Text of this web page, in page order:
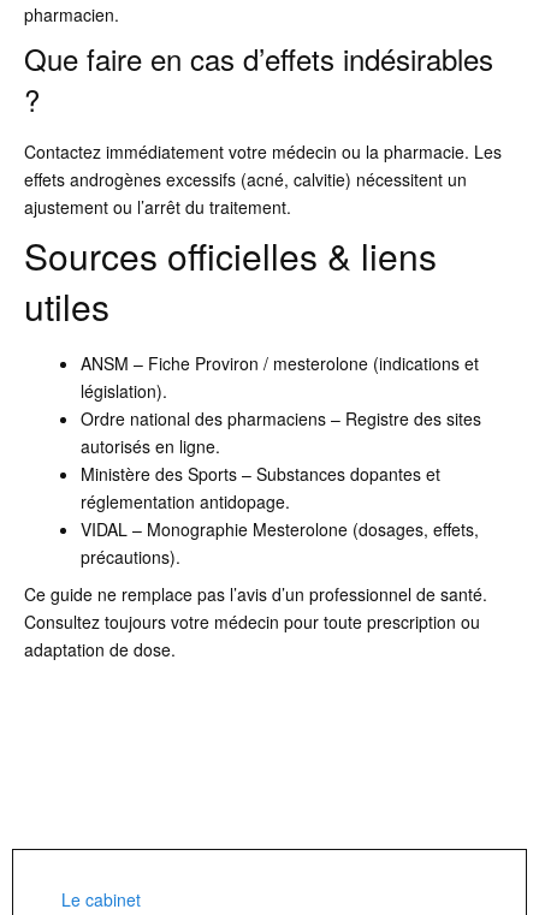
pharmacien.
Que faire en cas d’effets indésirables
?
Contactez immédiatement votre médecin ou la pharmacie. Les
effets androgènes excessifs (acné, calvitie) nécessitent un
ajustement ou l’arrêt du traitement.
Sources officielles & liens
utiles
ANSM – Fiche Proviron / mesterolone (indications et
législation).
Ordre national des pharmaciens – Registre des sites
autorisés en ligne.
Ministère des Sports – Substances dopantes et
réglementation antidopage.
VIDAL – Monographie Mesterolone (dosages, effets,
précautions).
Ce guide ne remplace pas l’avis d’un professionnel de santé.
Consultez toujours votre médecin pour toute prescription ou
adaptation de dose.
Le cabinet